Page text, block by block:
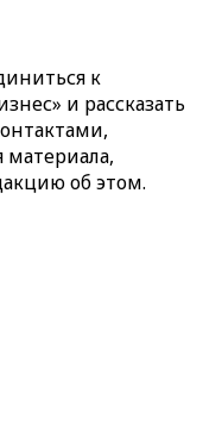
к
и рассказать
материала,
об этом.